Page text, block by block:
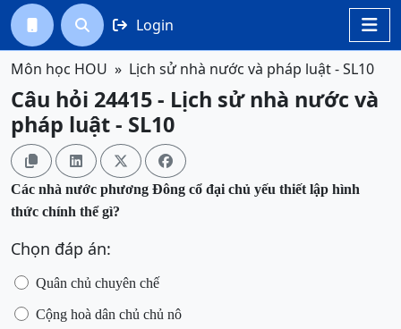

  Login
Môn học HOU Lịch sử nhà nước và pháp luật - SL10
Câu hỏi 24415 - Lịch sử nhà nước và
pháp luật - SL10
   
Các nhà nước phương Đông cổ đại chủ yếu thiết lập hình
thức chính thể gì?
Chọn đáp án:
Quân chủ chuyên chế
Cộng hoà dân chủ chủ nô